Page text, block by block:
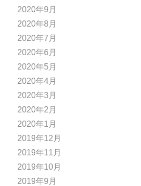
2020年9月
2020年8月
2020年7月
2020年6月
2020年5月
2020年4月
2020年3月
2020年2月
2020年1月
2019年12月
2019年11月
2019年10月
2019年9月